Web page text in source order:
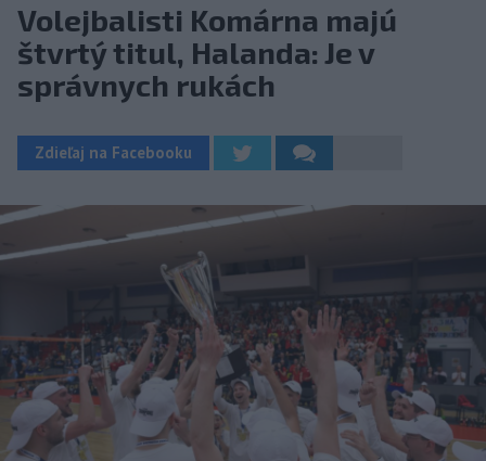
Volejbalisti Komárna majú
štvrtý titul, Halanda: Je v
správnych rukách
Zdieľaj na Facebooku